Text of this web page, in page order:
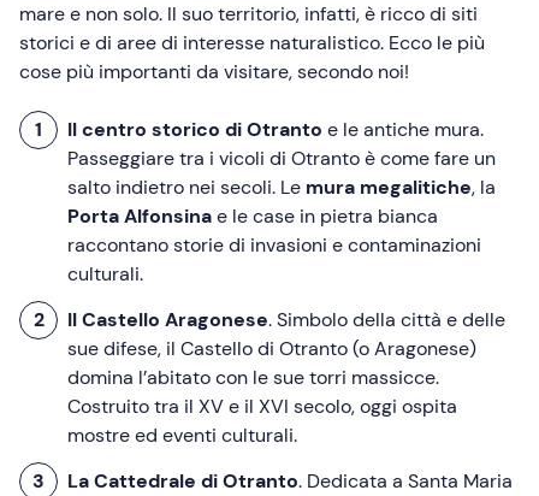
mare e non solo. Il suo territorio, infatti, è ricco di siti
storici e di aree di interesse naturalistico. Ecco le più
cose più importanti da visitare, secondo noi!
Il centro storico di Otranto e le antiche mura.
Passeggiare tra i vicoli di Otranto è come fare un
salto indietro nei secoli. Le mura megalitiche, la
Porta Alfonsinae le case in pietra bianca
raccontano storie di invasioni e contaminazioni
culturali.
Il Castello Aragonese. Simbolo della città e delle
sue difese, il Castello di Otranto (o Aragonese)
domina l’abitato con le sue torri massicce.
Costruito tra il XV e il XVI secolo, oggi ospita
mostre ed eventi culturali.
La Cattedrale di Otranto. Dedicata a Santa Maria